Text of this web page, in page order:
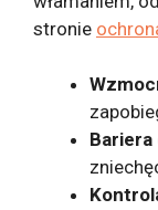
stronie